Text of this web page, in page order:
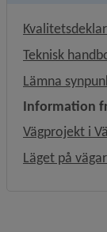
Teknisk
Lämna
Information
Vägprojekt i
Läget på